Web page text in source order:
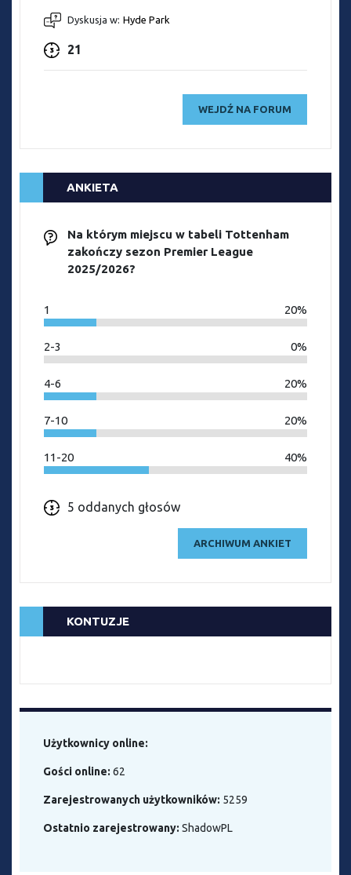
Dyskusja w: Hyde Park
21
WEJDŹ NA FORUM
ANKIETA
Na którym miejscu w tabeli Tottenham
zakończy sezon Premier League
2025/2026?
1 20%
2-3 0%
4-6 20%
7-10 20%
11-20 40%
5 oddanych głosów
ARCHIWUM ANKIET
KONTUZJE
Użytkownicy online:
Gości online: 62
Zarejestrowanych użytkowników: 5259
Ostatnio zarejestrowany: ShadowPL